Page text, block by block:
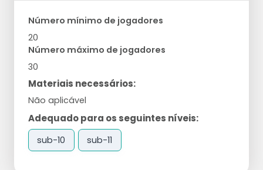
Número mínimo de jogadores
20
Número máximo de jogadores
30
Materiais necessários:
Não aplicável
Adequado para os seguintes níveis:
sub-10 sub-11